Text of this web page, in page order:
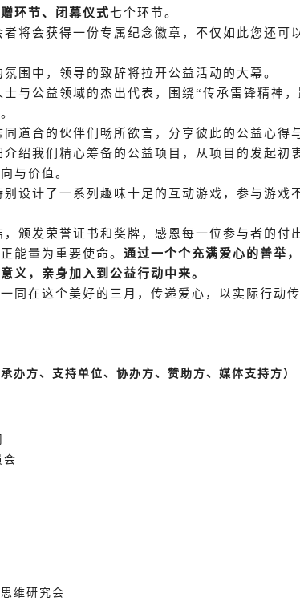
环节、闭幕仪式七个环节。
将会获得一份专属纪念徽章，不仅如此您还可
围中，领导的致辞将拉开公益活动的大幕。
与公益领域的杰出代表，围绕“传承雷锋精神
道合的伙伴们畅所欲言，分享彼此的公益心得
介绍我们精心筹备的公益项目，从项目的发起初
与价值。
别设计了一系列趣味十足的互动游戏，参与游戏
颁发荣誉证书和奖牌，感恩每一位参与者的付
能量为重要使命。 通过一个个充满爱心的善举
义，亲身加入到公益行动中来。
同在这个美好的三月，传递爱心，以实际行动
办方、支持单位、协办方、赞助方、媒体支持方）
会
维研究会